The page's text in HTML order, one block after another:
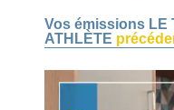
Vos émissions LE
ATHLÈTE